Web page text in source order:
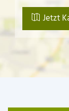
Jetzt